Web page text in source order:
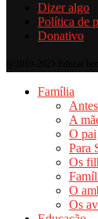
Dizer algo
Política de
Donativo
Família
A
O pai
Para
Os
O
Os